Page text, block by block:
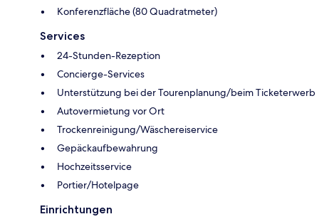
Konferenzfläche (80 Quadratmeter)
Services
24-Stunden-Rezeption
Concierge-Services
Unterstützung bei der Tourenplanung/beim Ticketerwerb
Autovermietung vor Ort
Trockenreinigung/Wäschereiservice
Gepäckaufbewahrung
Hochzeitsservice
Portier/Hotelpage
Einrichtungen